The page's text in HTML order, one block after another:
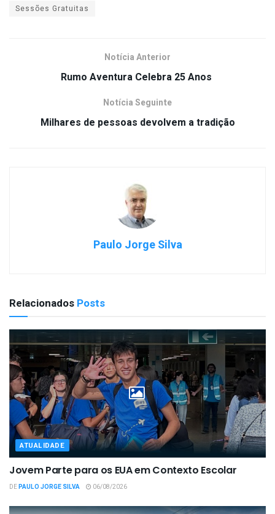
Sessões Gratuitas
Notícia Anterior
Rumo Aventura Celebra 25 Anos
Notícia Seguinte
Milhares de pessoas devolvem a tradição
Paulo Jorge Silva
Relacionados Posts
ATUALIDADE
Jovem Parte para os EUA em Contexto Escolar
DEPAULO JORGE SILVA 06/08/2026